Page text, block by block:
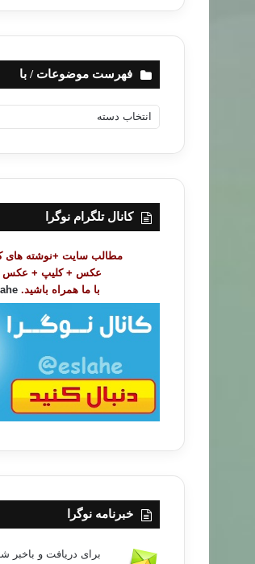
فهرست موضوعات / با
ه
ت
ض
کانال تلگرام نوگرا
مطالب سایت +نوشته های
عکس + کلیپ + عکس
با ما همراه باشید.
خبرنامه نوگرا
برای دریافت و باخبر